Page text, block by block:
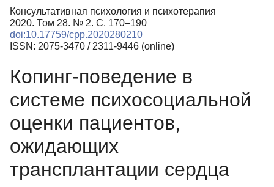
КЛЮЧЕВЫЕ СЛОВА
Регистрация
Консультативная психология и психотерапия
2020. Том 28. № 2. С. 170–190
doi:10.17759/cpp.2020280210
ISSN: 2075-3470 / 2311-9446 (online)
Копинг-поведение в
системе психосоциальной
оценки пациентов,
ожидающих
трансплантации сердца